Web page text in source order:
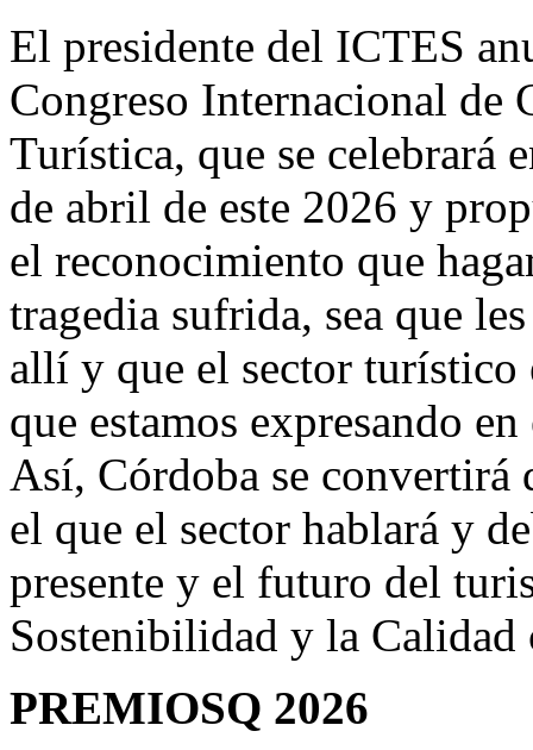
El presidente del ICTES
Congreso Internacional de
Turística, que se celebrará
de abril de este 2026 y
el reconocimiento que
tragedia sufrida, sea que
allí y que el sector turístico
que estamos expresando
Así, Córdoba se convertirá
el que el sector hablará y
presente y el futuro del
Sostenibilidad y la
PREMIOSQ 2026